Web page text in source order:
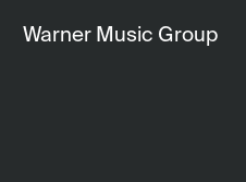
Warner Music Group